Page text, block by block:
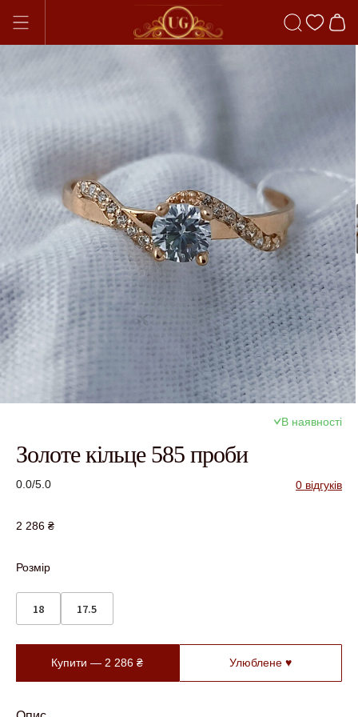
В наявності
Золоте кільце 585 проби
0.0/5.0 0 відгуків
2 286 ₴
Розмір
18 17.5
Купити —2 286₴ Улюблене ♥